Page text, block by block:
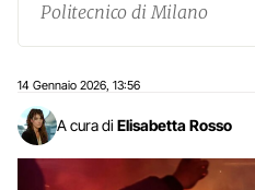
Politecnico di Milano
14 Gennaio 2026 13:56
A cura di Elisabetta Rosso